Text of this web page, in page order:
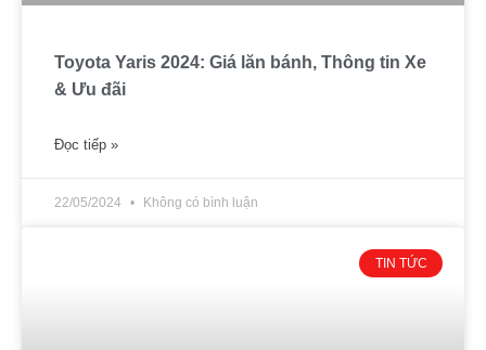
Toyota Yaris 2024: Giá lăn bánh, Thông tin Xe
& Ưu đãi
Đọc tiếp »
22/05/2024 Không có bình luận
TIN TỨC